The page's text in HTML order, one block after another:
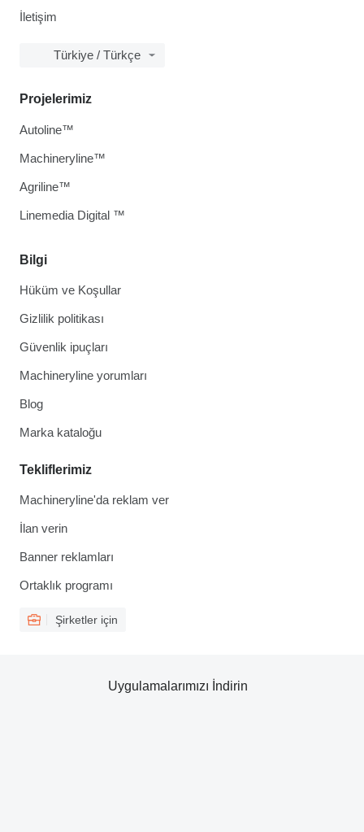
İletişim
Türkiye / Türkçe
Bilgi
Hüküm ve Koşullar
Gizlilik politikası
Güvenlik ipuçları
Machineryline yorumları
Blog
Marka kataloğu
Tekliflerimiz
Machineryline'da reklam ver
İlan verin
Banner reklamları
Ortaklık programı
Şirketler için
Projelerimiz
Autoline™
Machineryline™
Agriline™
Linemedia Digital ™
Uygulamalarımızı İndirin